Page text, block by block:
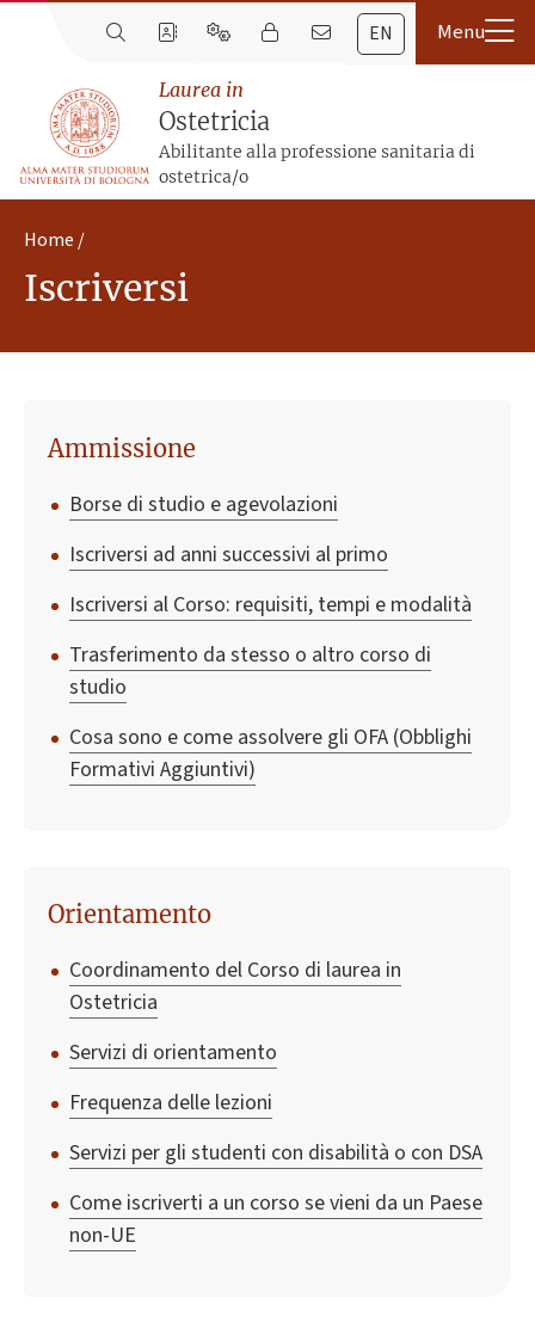
EN
Laurea in
Ostetricia
Abilitante alla professione sanitaria di
ostetrica/o
Home
Iscriversi
Ammissione
Borse di studio e agevolazioni
Iscriversi ad anni successivi al primo
Iscriversi al Corso: requisiti, tempi e modalità
Trasferimento da stesso o altro corso di
studio
Cosa sono e come assolvere gli OFA (Obblighi
Formativi Aggiuntivi)
Orientamento
Coordinamento del Corso di laurea in
Ostetricia
Servizi di orientamento
Frequenza delle lezioni
Servizi per gli studenti con disabilità o con DSA
Come iscriverti a un corso se vieni da un Paese
non-UE